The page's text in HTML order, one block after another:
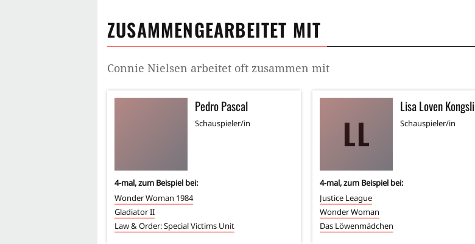
ZUSAMMENGEARBEITET MIT
Connie Nielsen arbeitet oft zusammen mit
Pedro Pascal
Schauspieler/in
4-mal, zum Beispiel bei:
Wonder Woman 1984
Gladiator II
Law & Order: Special Victims Unit
LL
Lisa Loven Kongsli
Schauspieler/in
4-mal, zum Beispiel bei:
Justice League
Wonder Woman
Das Löwenmädchen